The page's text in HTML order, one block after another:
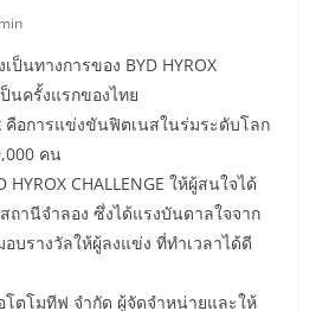
ป็นทางการของ BYD HYROX
นครั้งแรกของไทย
คือการแข่งขันฟิตเนสในร่มระดับโลก
คน
HYROX CHALLENGE ให้ผู้สนใจได้
ถานีจำลอง ซึ่งได้แรงบันดาลใจจาก
อบรางวัลให้ผู้ลงแข่ง ที่ทำเวลาได้ดี
โตโมทีฟ จำกัด ผู้จัดจําหน่ายและให้